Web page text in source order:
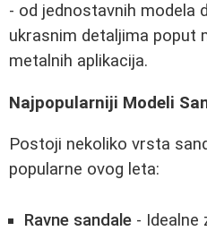
- od jednostavnih modela
ukrasnim detaljima poput
metalnih aplikacija.
Najpopularniji Modeli
Postoji nekoliko vrsta
popularne ovog leta:
Ravne sandale - Idealne